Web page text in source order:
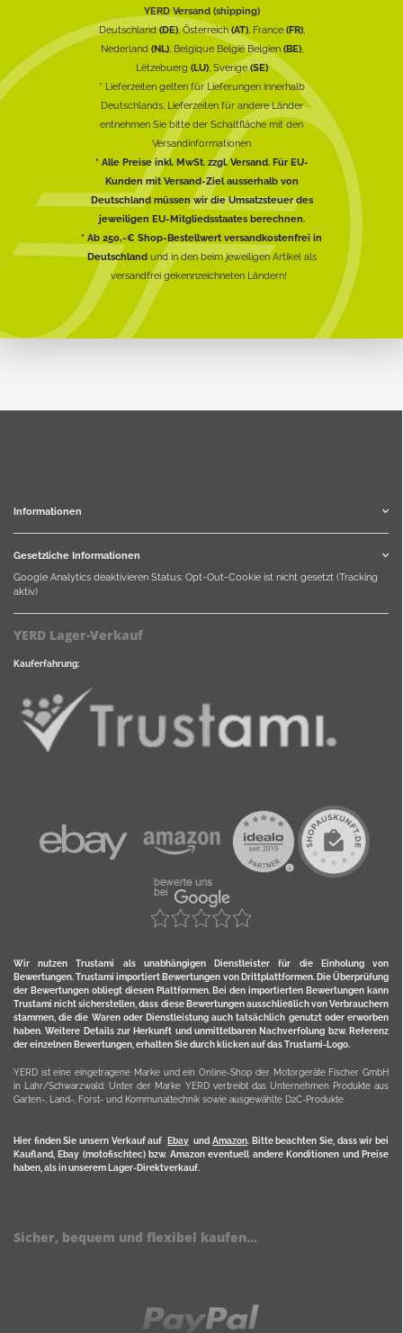
YERD Versand (shipping)
Deutschland(DE), Österreich(AT), France (FR),
Nederland (NL), Belgique België Belgien (BE),
Lëtzebuerg (LU), Sverige(SE)
* Lieferzeiten gelten für Lieferungen innerhalb
Deutschlands, Lieferzeiten für andere Länder
entnehmen Sie bitte der Schaltfläche mit den
Versandinformationen
* Alle Preise inkl. MwSt. zzgl. Versand. Für EU-
Kunden mit Versand-Ziel ausserhalb von
Deutschland müssen wir die Umsatzsteuer des
jeweiligen EU-Mitgliedsstaates berechnen.
* Ab 250,-€ Shop-Bestellwert versandkostenfrei in
Deutschlandund in den beim jeweiligen Artikel als
versandfrei gekennzeichneten Ländern!
Informationen
Gesetzliche Informationen
Google Analytics deaktivieren Status: Opt-Out-Cookie ist nicht gesetzt (Tracking
aktiv)
YERD Lager-Verkauf
Kauferfahrung:
Wir nutzen Trustami als unabhängigen Dienstleister für die Einholung von
Bewertungen. Trustami importiert Bewertungen von Drittplattformen. Die Überprüfung
der Bewertungen obliegt diesen Plattformen. Bei den importierten Bewertungen kann
Trustami nicht sicherstellen, dass diese Bewertungen ausschließlich von Verbrauchern
stammen, die die Waren oder Dienstleistung auch tatsächlich genutzt oder erworben
haben. Weitere Details zur Herkunft und unmittelbaren Nachverfolung bzw. Referenz
der einzelnen Bewertungen, erhalten Sie durch klicken auf das Trustami-Logo.
YERD ist eine eingetragene Marke und ein Online-Shop der Motorgeräte Fischer GmbH
in Lahr/Schwarzwald. Unter der Marke YERD vertreibt das Unternehmen Produkte aus
Garten-, Land-, Forst- und Kommunaltechnik sowie ausgewählte D2C-Produkte.
Hier finden Sie unsern Verkauf auf Ebayund Amazon. Bitte beachten Sie, dass wir bei
Kaufland, Ebay (motofischtec) bzw. Amazon eventuell andere Konditionen und Preise
haben, als in unserem Lager-Direktverkauf.
Sicher, bequem und flexibel kaufen...